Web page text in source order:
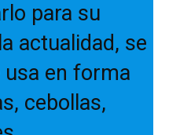
para su
actualidad, se
usa en forma
cebollas,